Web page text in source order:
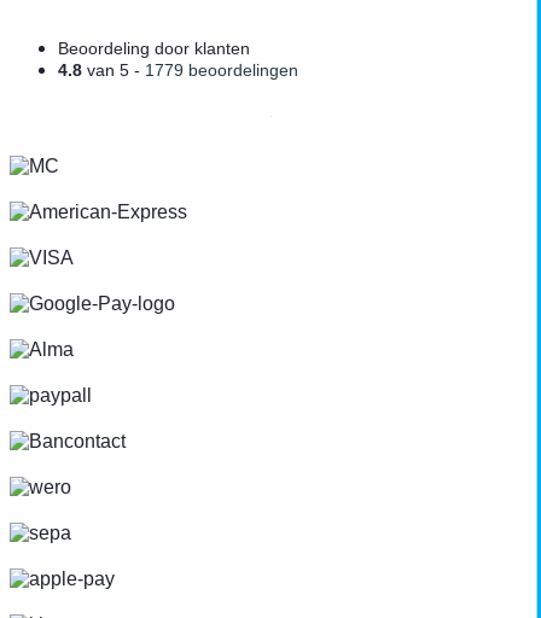
Beoordeling door klanten
4.8 van 5 - 1779 beoordelingen